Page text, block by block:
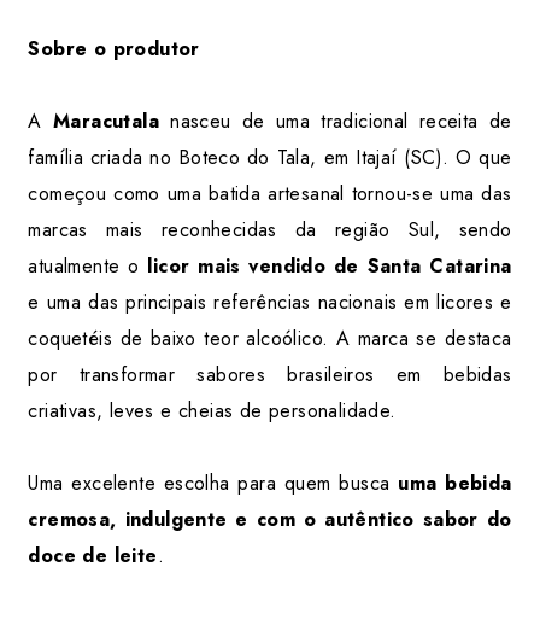
Sobre o produtor
AMaracutala nasceu de uma tradicional receita de
família criada no Boteco do Tala, em Itajaí (SC). O que
começou como uma batida artesanal tornou-se uma das
marcas mais reconhecidas da região Sul, sendo
atualmente o licor mais vendido de Santa Catarina
e uma das principais referências nacionais em licores e
coquetéis de baixo teor alcoólico. A marca se destaca
por transformar sabores brasileiros em bebidas
criativas, leves e cheias de personalidade.
Uma excelente escolha para quem busca uma bebida
cremosa, indulgente e com o autêntico sabor do
doce de leite.